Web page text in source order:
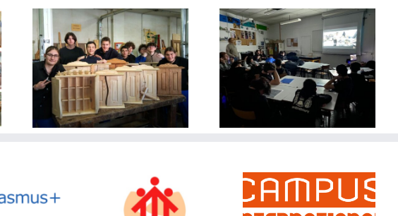
NOTRE DAME : les Métiers
du Bois et du Métal